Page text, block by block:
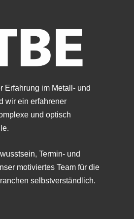
Erfahrung im Metall- und
wir ein erfahrener
und optisch
Termin- und
motiviertes Team für die
selbstverständlich.